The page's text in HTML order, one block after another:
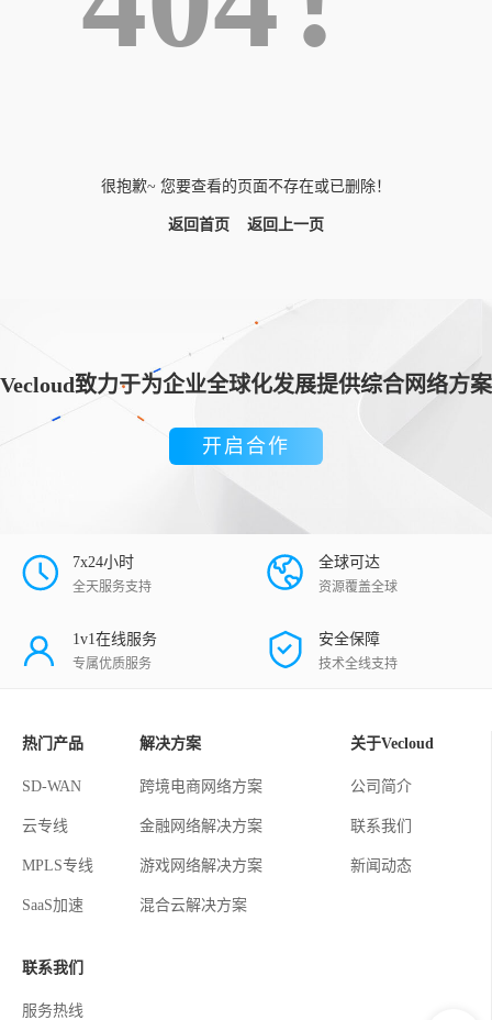
很抱歉~ 您要查看的页面不存在或已删除！
返回首页 返回上一页
Vecloud致力于为企业全球化发展提供综合网络方案
开启合作
7x24小时
全天服务支持
全球可达
资源覆盖全球
1v1在线服务
专属优质服务
安全保障
技术全线支持
热门产品
SD-WAN
云专线
MPLS专线
SaaS加速
解决方案
跨境电商网络方案
金融网络解决方案
游戏网络解决方案
混合云解决方案
关于Vecloud
公司简介
联系我们
新闻动态
联系我们
服务热线